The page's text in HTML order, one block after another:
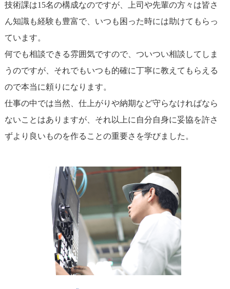
技術課は15名の構成なのですが、上司や先輩の方々は皆さ
ん知識も経験も豊富で、いつも困った時には助けてもらっ
ています。
何でも相談できる雰囲気ですので、ついつい相談してしま
うのですが、それでもいつも的確に丁寧に教えてもらえる
ので本当に頼りになります。
仕事の中では当然、仕上がりや納期など守らなければなら
ないことはありますが、それ以上に自分自身に妥協を許さ
ずより良いものを作ることの重要さを学びました。